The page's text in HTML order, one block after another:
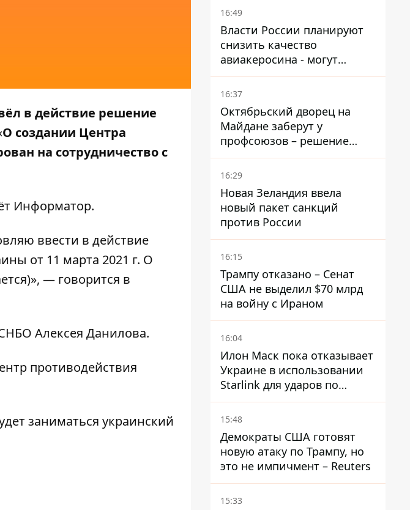
в действие решение
О создании Центра
на сотрудничество с
Информатор.
ввести в действие
от 11 марта 2021 г. О
— говорится в
Алексея Данилова.
противодействия
заниматься украинский
санитарок - профессор
16:49
Власти России планируют
снизить качество
авиакеросина - могут
появиться проблемы с
самолетами в Якутию
16:37
Октябрьский дворец на
Майдане заберут у
профсоюзов – решение
Хозяйственного суда
16:29
Новая Зеландия ввела
новый пакет санкций
против России
16:15
Трампу отказано – Сенат
США не выделил $70 млрд
на войну с Ираном
16:04
Илон Маск пока отказывает
Украине в использовании
Starlink для ударов по
территории России – СМИ
15:48
Демократы США готовят
новую атаку по Трампу, но
это не импичмент – Reuters
15:33